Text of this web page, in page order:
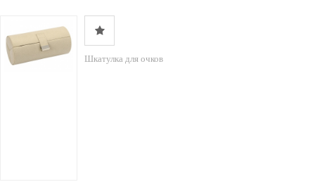
Шкатулка для очков